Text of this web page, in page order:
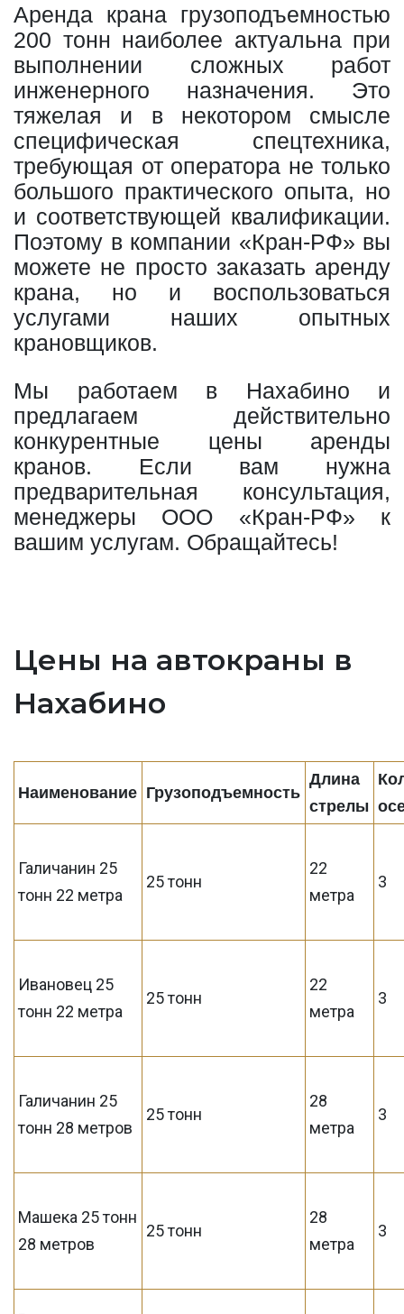
Аренда крана грузоподъемностью
200 тонн наиболее актуальна при
выполнении сложных работ
инженерного назначения. Это
тяжелая и в некотором смысле
специфическая спецтехника,
требующая от оператора не только
большого практического опыта, но
и соответствующей квалификации.
Поэтому в компании «Кран-РФ» вы
можете не просто заказать аренду
крана, но и воспользоваться
услугами наших опытных
крановщиков.
Мы работаем в Нахабино и
предлагаем действительно
конкурентные цены аренды
кранов. Если вам нужна
предварительная консультация,
менеджеры ООО «Кран-РФ» к
вашим услугам. Обращайтесь!
Цены на автокраны в
Нахабино
Наименование Грузоподъемность
Длина
стрелы
Галичанин 25
тонн 22 метра
25 тонн
22
метра
3
Ивановец 25
тонн 22 метра
25 тонн
22
метра
3
Галичанин 25
тонн 28 метров
25 тонн
28
метра
3
Машека 25 тонн
28 метров
25 тонн
28
метра
3